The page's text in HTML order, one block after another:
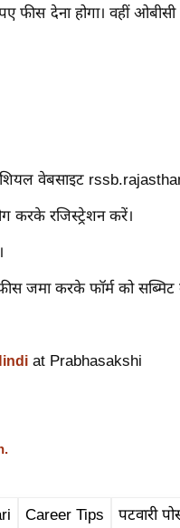
फीस देना होगा। वहीं
वेबसाइट
करके रजिस्ट्रेशन करें।
जमा करके फॉर्म को सब्मिट
at Prabhasakshi
Career Tips पटवारी